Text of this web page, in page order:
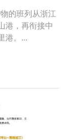
的班列从浙江
港，再衔接中
港。...